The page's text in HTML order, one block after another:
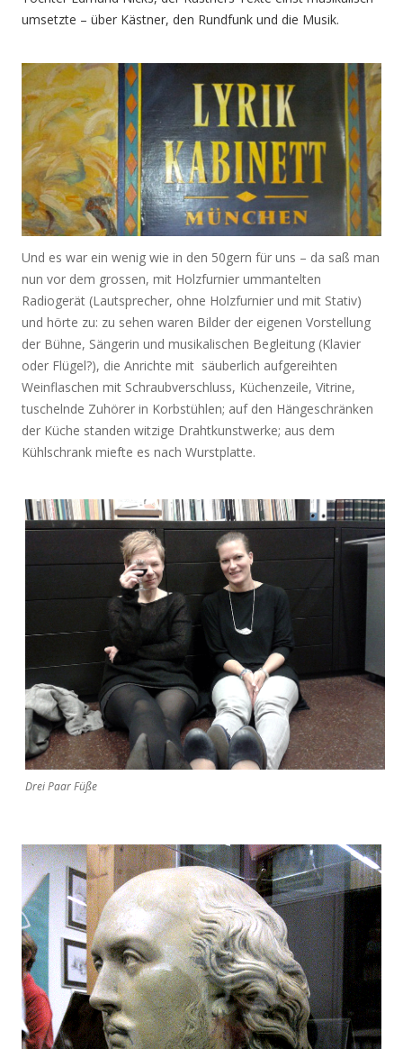
umsetzte – über Kästner, den Rundfunk und die Musik.
Und es war ein wenig wie in den 50gern für uns – da saß man
nun vor dem grossen, mit Holzfurnier ummantelten
Radiogerät (Lautsprecher, ohne Holzfurnier und mit Stativ)
und hörte zu: zu sehen waren Bilder der eigenen Vorstellung
der Bühne, Sängerin und musikalischen Begleitung (Klavier
oder Flügel?), die Anrichte mit säuberlich aufgereihten
Weinflaschen mit Schraubverschluss, Küchenzeile, Vitrine,
tuschelnde Zuhörer in Korbstühlen; auf den Hängeschränken
der Küche standen witzige Drahtkunstwerke; aus dem
Kühlschrank miefte es nach Wurstplatte.
Drei Paar Füße